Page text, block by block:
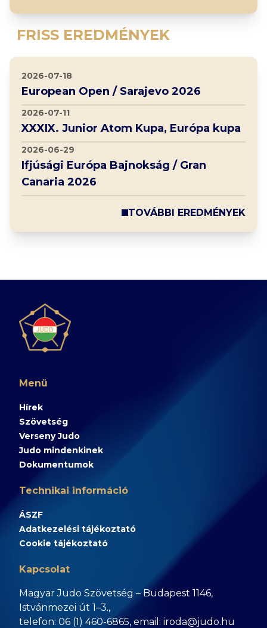
FRISS EREDMÉNYEK
2026-07-18
European Open / Sarajevo 2026
2026-07-11
XXXIX. Junior Atom Kupa, Európa kupa
2026-06-29
Ifjúsági Európa Bajnokság / Gran
Canaria 2026
TOVÁBBI EREDMÉNYEK
Menü
Hírek
Szövetség
Verseny Judo
Judo mindenkinek
Dokumentumok
Technikai információ
ÁSZF
Adatkezelési tájékoztató
Cookie tájékoztató
Kapcsolat
Magyar Judo Szövetség – Budapest 1146,
Istvánmezei út 1–3.,
telefon: 06 (1) 460-6865, email: iroda@judo.hu